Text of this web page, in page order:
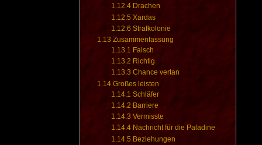
1.12.4 Drachen
1.12.5 Xardas
1.12.6 Strafkolonie
1.13 Zusammenfassung
1.13.1 Falsch
1.13.2 Richtig
1.13.3 Chance vertan
1.14 Großes leisten
1.14.1 Schläfer
1.14.2 Barriere
1.14.3 Vermisste
1.14.4 Nachricht für die Paladine
1.14.5 Beziehungen